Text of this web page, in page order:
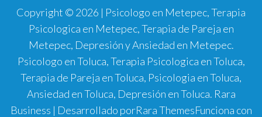
Copyright © 2026 | Psicologo en Metepec, Terapia
Psicologica en Metepec, Terapia de Pareja en
Metepec, Depresión y Ansiedad en Metepec.
Psicologo en Toluca, Terapia Psicologica en Toluca,
Terapia de Pareja en Toluca, Psicologia en Toluca,
Ansiedad en Toluca, Depresión en Toluca. Rara
Business | Desarrollado porRara ThemesFunciona con